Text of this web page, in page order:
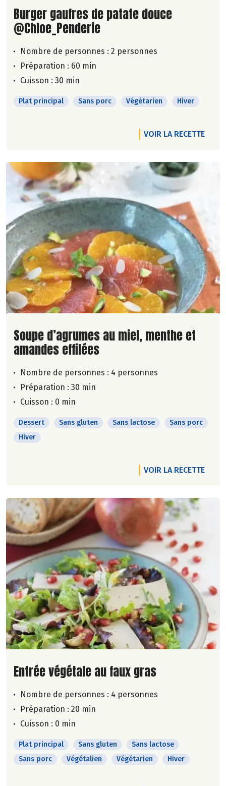
Lire la suite de la recette
Burger gaufres de patate douce
@Chloe_Penderie
Nombre de personnes : 2 personnes
Préparation : 60 min
Cuisson : 30 min
Plat principal Sans porc Végétarien Hiver
VOIR LA RECETTE
Lire la suite de la recette
Soupe d’agrumes au miel, menthe et
amandes effilées
Nombre de personnes : 4 personnes
Préparation : 30 min
Cuisson : 0 min
Dessert Sans gluten Sans lactose
Sans porc
Hiver
VOIR LA RECETTE
Lire la suite de la recette
Entrée végétale au faux gras
Nombre de personnes : 4 personnes
Préparation : 20 min
Cuisson : 0 min
Plat principal Sans gluten
Sans lactose
Sans porc
Végétalien Végétarien Hiver